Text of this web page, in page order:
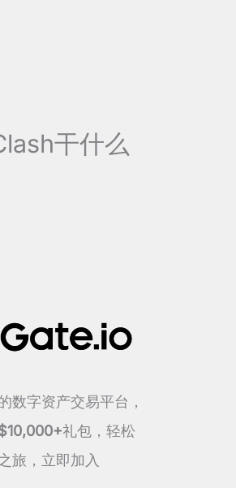
干什么
数字资产交易平台，
礼包，轻松
旅，立即加入